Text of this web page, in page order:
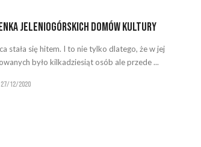
jeleniogórskich domów kultury
stała się hitem. I to nie tylko dlatego, że w jej
było kilkadziesiąt osób ale przede ...
27/12/2020